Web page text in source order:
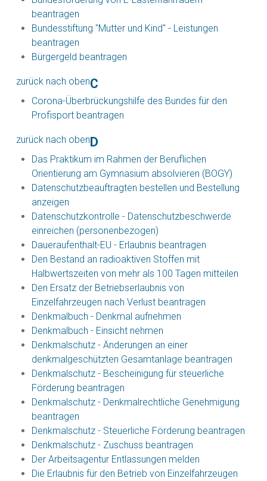
beantragen
Bundesstiftung "Mutter und Kind" - Leistungen
beantragen
Bürgergeld beantragen
zurück nach obenC
Corona-Überbrückungshilfe des Bundes für den
Profisport beantragen
zurück nach obenD
Das Praktikum im Rahmen der Beruflichen
Orientierung am Gymnasium absolvieren (BOGY)
Datenschutzbeauftragten bestellen und Bestellung
anzeigen
Datenschutzkontrolle - Datenschutzbeschwerde
einreichen (personenbezogen)
Daueraufenthalt-EU - Erlaubnis beantragen
Den Bestand an radioaktiven Stoffen mit
Halbwertszeiten von mehr als 100 Tagen mitteilen
Den Ersatz der Betriebserlaubnis von
Einzelfahrzeugen nach Verlust beantragen
Denkmalbuch - Denkmal aufnehmen
Denkmalbuch - Einsicht nehmen
Denkmalschutz - Änderungen an einer
denkmalgeschützten Gesamtanlage beantragen
Denkmalschutz - Bescheinigung für steuerliche
Förderung beantragen
Denkmalschutz - Denkmalrechtliche Genehmigung
beantragen
Denkmalschutz - Steuerliche Förderung beantragen
Denkmalschutz - Zuschuss beantragen
Der Arbeitsagentur Entlassungen melden
Die Erlaubnis für den Betrieb von Einzelfahrzeugen